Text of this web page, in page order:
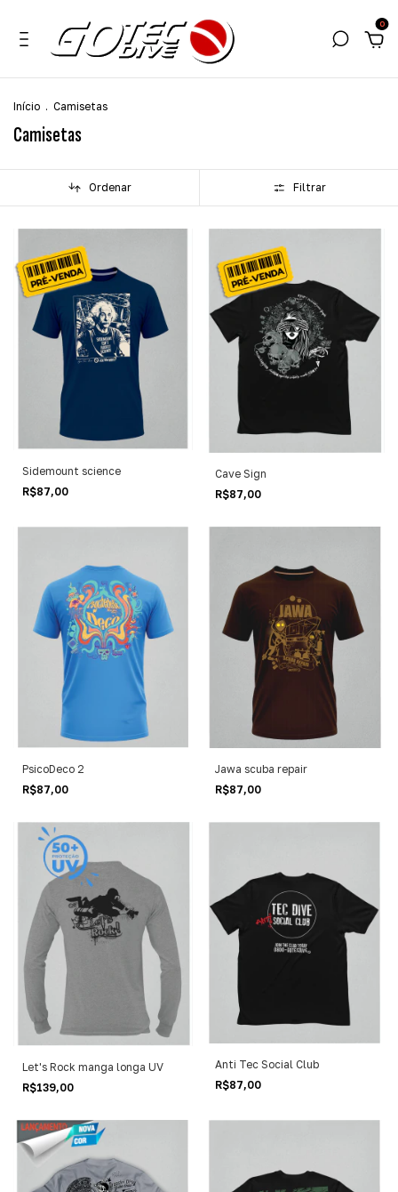
0
Início . Camisetas
Camisetas
Ordenar Filtrar
Sidemount science
R$87,00
Cave Sign
R$87,00
PsicoDeco 2
R$87,00
Jawa scuba repair
R$87,00
Let's Rock manga longa UV
R$139,00
Anti Tec Social Club
R$87,00